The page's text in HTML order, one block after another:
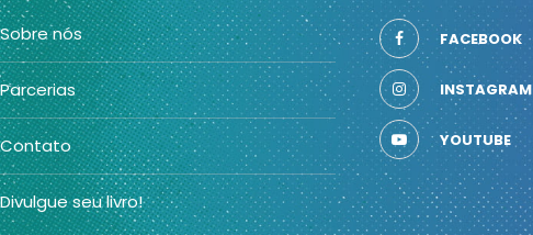
Sobre nós
Parcerias
Contato
Divulgue seu livro!
FACEBOOK
INSTAGRAM
YOUTUBE